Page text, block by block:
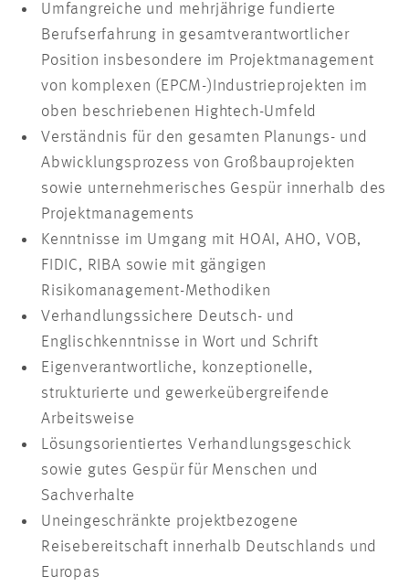
Umfangreiche und mehrjährige fundierte
Berufserfahrung in gesamtverantwortlicher
Position insbesondere im Projektmanagement
von komplexen (EPCM-)Industrieprojekten im
oben beschriebenen Hightech-Umfeld
Verständnis für den gesamten Planungs- und
Abwicklungsprozess von Großbauprojekten
sowie unternehmerisches Gespür innerhalb des
Projektmanagements
Kenntnisse im Umgang mit HOAI, AHO, VOB,
FIDIC, RIBA sowie mit gängigen
Risikomanagement-Methodiken
Verhandlungssichere Deutsch- und
Englischkenntnisse in Wort und Schrift
Eigenverantwortliche, konzeptionelle,
strukturierte und gewerkeübergreifende
Arbeitsweise
Lösungsorientiertes Verhandlungsgeschick
sowie gutes Gespür für Menschen und
Sachverhalte
Uneingeschränkte projektbezogene
Reisebereitschaft innerhalb Deutschlands und
Europas